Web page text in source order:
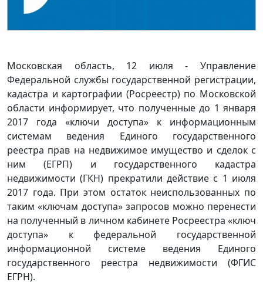
Московская область, 12 июля - Управление
Федеральной службы государственной регистрации,
кадастра и картографии (Росреестр) по Московской
области информирует, что полученные до 1 января
2017 года «ключи доступа» к информационным
системам ведения Единого государственного
реестра прав на недвижимое имущество и сделок с
ним (ЕГРП) и государственного кадастра
недвижимости (ГКН) прекратили действие с 1 июля
2017 года. При этом остаток неиспользованных по
таким «ключам доступа» запросов можно перенести
на полученный в личном кабинете Росреестра «ключ
доступа» к федеральной государственной
информационной системе ведения Единого
государственного реестра недвижимости (ФГИС
ЕГРН).